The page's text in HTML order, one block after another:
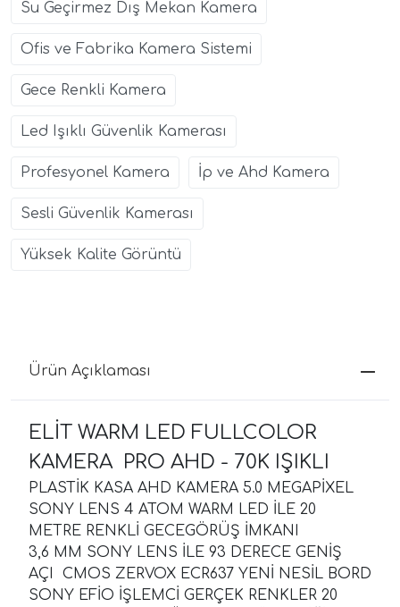
Su Geçirmez Dış Mekan Kamera
Ofis ve Fabrika Kamera Sistemi
Gece Renkli Kamera
Led Işıklı Güvenlik Kamerası
Profesyonel Kamera İp ve Ahd Kamera
Sesli Güvenlik Kamerası
Yüksek Kalite Görüntü
Ürün Açıklaması
ELİT WARM LED FULLCOLOR
KAMERA PRO AHD - 70K IŞIKLI
PLASTİK KASA AHD KAMERA 5.0 MEGAPİXEL
SONY LENS 4 ATOM WARM LED İLE 20
METRE RENKLİ GECEGÖRÜŞ İMKANI
3,6 MM SONY LENS İLE 93 DERECE GENİŞ
AÇI CMOS ZERVOX ECR637 YENİ NESİL BORD
SONY EFİO İŞLEMCİ GERÇEK RENKLER 20